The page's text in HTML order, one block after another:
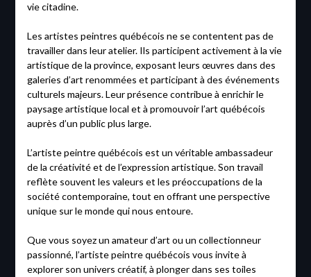
vie citadine.
Les artistes peintres québécois ne se contentent pas de
travailler dans leur atelier. Ils participent activement à la vie
artistique de la province, exposant leurs œuvres dans des
galeries d’art renommées et participant à des événements
culturels majeurs. Leur présence contribue à enrichir le
paysage artistique local et à promouvoir l’art québécois
auprès d’un public plus large.
L’artiste peintre québécois est un véritable ambassadeur
de la créativité et de l’expression artistique. Son travail
reflète souvent les valeurs et les préoccupations de la
société contemporaine, tout en offrant une perspective
unique sur le monde qui nous entoure.
Que vous soyez un amateur d’art ou un collectionneur
passionné, l’artiste peintre québécois vous invite à
explorer son univers créatif, à plonger dans ses toiles